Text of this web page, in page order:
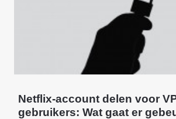
Netflix-account delen voor
gebruikers: Wat gaat er